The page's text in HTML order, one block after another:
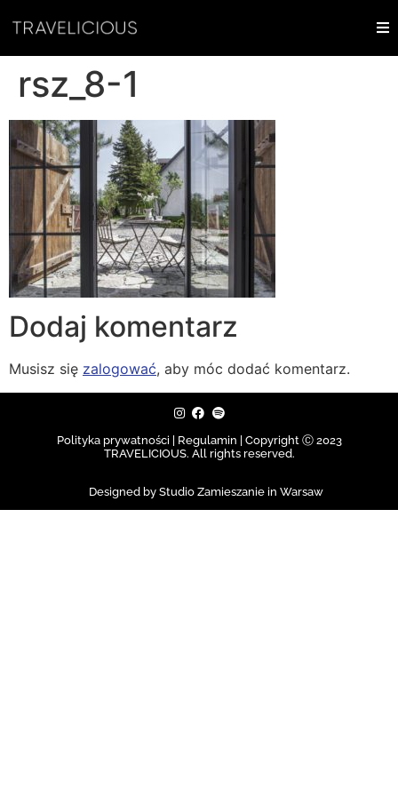
rsz_8-1
Dodaj komentarz
Musisz się zalogować, aby móc dodać komentarz.
Polityka prywatności | Regulamin | Copyright Ⓒ 2023
TRAVELICIOUS. All rights reserved.
Designed by Studio Zamieszanie in Warsaw